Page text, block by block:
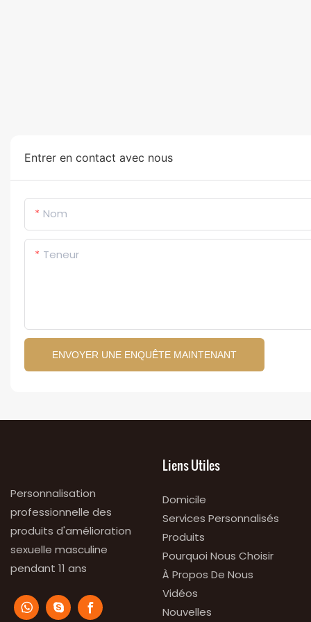
Entrer en contact avec nous
Nom
Teneur
ENVOYER UNE ENQUÊTE MAINTENANT
Personnalisation
professionnelle des
produits d'amélioration
sexuelle masculine
pendant 11 ans
Liens Utiles
Domicile
Services Personnalisés
Produits
Pourquoi Nous Choisir
À Propos De Nous
Vidéos
Nouvelles